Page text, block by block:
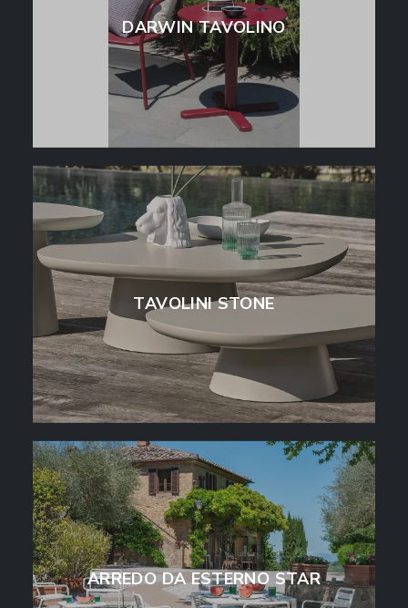
DARWIN TAVOLINO
TAVOLINI STONE
ARREDO DA ESTERNO STAR